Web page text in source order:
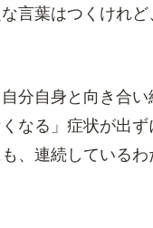
な言葉はつくけれ
分自身と向き合
なる」症状が出
、連続している